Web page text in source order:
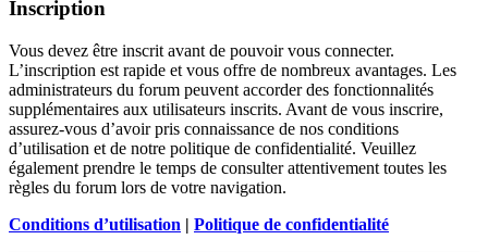
Inscription
Vous devez être inscrit avant de pouvoir vous connecter.
L’inscription est rapide et vous offre de nombreux avantages. Les
administrateurs du forum peuvent accorder des fonctionnalités
supplémentaires aux utilisateurs inscrits. Avant de vous inscrire,
assurez-vous d’avoir pris connaissance de nos conditions
d’utilisation et de notre politique de confidentialité. Veuillez
également prendre le temps de consulter attentivement toutes les
règles du forum lors de votre navigation.
Conditions d’utilisation | Politique de confidentialité